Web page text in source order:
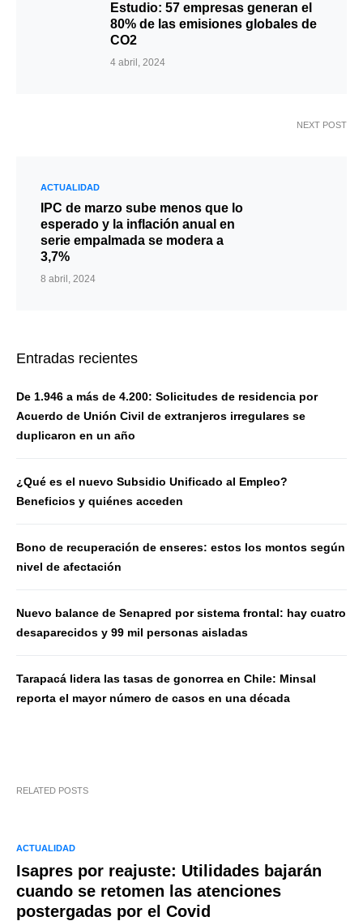
Estudio: 57 empresas generan el
80% de las emisiones globales de
CO2
4 abril, 2024
NEXT POST
ACTUALIDAD
IPC de marzo sube menos que lo
esperado y la inflación anual en
serie empalmada se modera a
3,7%
8 abril, 2024
Entradas recientes
De 1.946 a más de 4.200: Solicitudes de residencia por
Acuerdo de Unión Civil de extranjeros irregulares se
duplicaron en un año
¿Qué es el nuevo Subsidio Unificado al Empleo?
Beneficios y quiénes acceden
Bono de recuperación de enseres: estos los montos según
nivel de afectación
Nuevo balance de Senapred por sistema frontal: hay cuatro
desaparecidos y 99 mil personas aisladas
Tarapacá lidera las tasas de gonorrea en Chile: Minsal
reporta el mayor número de casos en una década
RELATED POSTS
ACTUALIDAD
Isapres por reajuste: Utilidades bajarán
cuando se retomen las atenciones
postergadas por el Covid